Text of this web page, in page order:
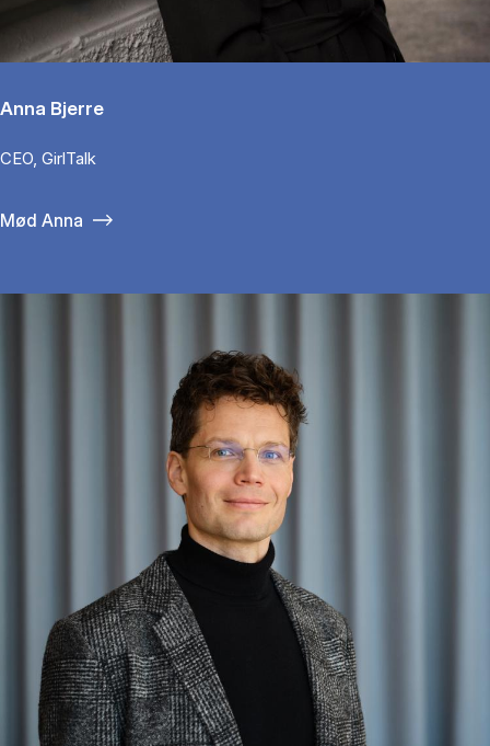
Anna Bjerre
CEO, GirlTalk
Mød Anna